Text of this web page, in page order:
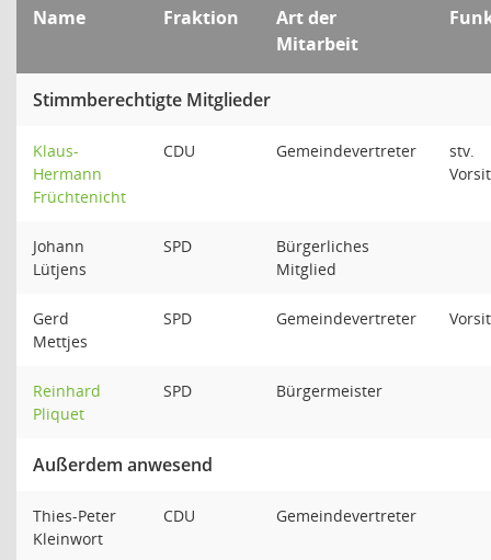
Name Fraktion
Art der
Mitarbeit
Stimmberechtigte Mitglieder
Klaus-
Hermann
Früchtenicht
CDU Gemeindevertreter
stv.
Johann
Lütjens
SPD
Bürgerliches
Mitglied
Gerd
Mettjes
SPD Gemeindevertreter
Reinhard
Pliquet
SPD Bürgermeister
Außerdem anwesend
Thies-Peter
Kleinwort
CDU Gemeindevertreter